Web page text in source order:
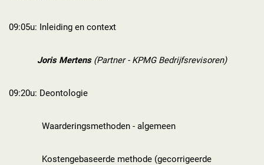
09:05u: Inleiding en context
Joris Mertens(Partner - KPMG Bedrijfsrevisoren)
09:20u: Deontologie
Waarderingsmethoden - algemeen
Kostengebaseerde methode (gecorrigeerde